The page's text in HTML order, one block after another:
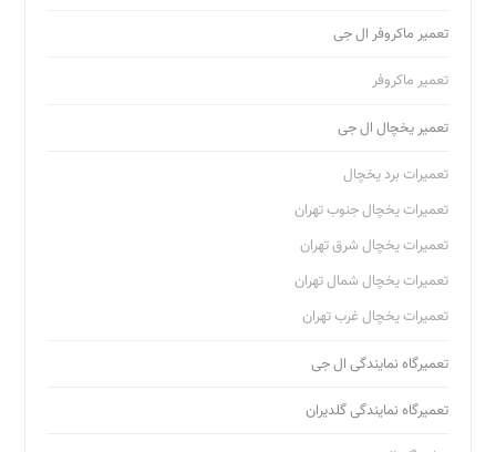
تعمیر ماکروفر ال جی
تعمیر ماکروفر
تعمیر یخچال ال جی
تعمیرات برد یخچال
تعمیرات یخچال جنوب تهران
تعمیرات یخچال شرق تهران
تعمیرات یخچال شمال تهران
تعمیرات یخچال غرب تهران
تعمیرگاه نمایندگی ال جی
تعمیرگاه نمایندگی گلدیران